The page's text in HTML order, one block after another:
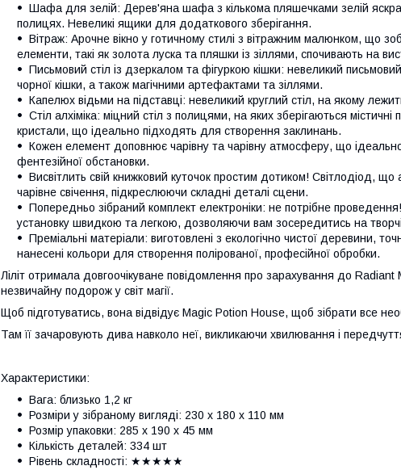
Шафа для зелій: Дерев'яна шафа з кількома пляшечками зелій
полицях. Невеликі ящики для додаткового зберігання.
Вітраж: Арочне вікно у готичному стилі з вітражним малюнком, що
елементи, такі як золота луска та пляшки із зіллями, спочивають на
Письмовий стіл із дзеркалом та фігуркою кішки: невеликий
чорної кішки, а також магічними артефактами та зіллями.
Капелюх відьми на підставці: невеликий круглий стіл, на якому
Стіл алхіміка: міцний стіл з полицями, на яких зберігаються містичні
кристали, що ідеально підходять для створення заклинань.
Кожен елемент доповнює чарівну та чарівну атмосферу, що
фентезійної обстановки.
Висвітлить свій книжковий куточок простим дотиком! Світлодіод,
чарівне свічення, підкреслюючи складні деталі сцени.
Попередньо зібраний комплект електроніки: не потрібне
установку швидкою та легкою, дозволяючи вам зосередитись на
Преміальні матеріали: виготовлені з екологічно чистої деревини,
нанесені кольори для створення полірованої, професійної обробки.
Ліліт отримала довгоочікуване повідомлення про зарахування до Radiant
незвичайну подорож у світ магії.
Щоб підготуватись, вона відвідує Magic Potion House, щоб зібрати все
Там її зачаровують дива навколо неї, викликаючи хвилювання і
Характеристики:
Вага: близько 1,2 кг
Розміри у зібраному вигляді: 230 x 180 x 110 мм
Розмір упаковки: 285 x 190 x 45 мм
Кількість деталей: 334 шт
Рівень складності: ★★★★★